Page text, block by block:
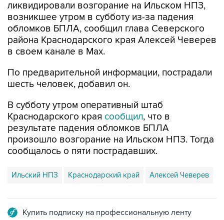
ликвидировали возгорание на Ильском НПЗ,
возникшее утром в субботу из-за падения
обломков БПЛА, сообщил глава Северского
района Краснодарского края Алексей Чеверев
в своем канале в Max.
По предварительной информации, пострадали
шесть человек, добавил он.
В субботу утром оперативный штаб
Краснодарского края сообщил, что в
результате падения обломков БПЛА
произошло возгорание на Ильском НПЗ. Тогда
сообщалось о пяти пострадавших.
Ильский НПЗ Краснодарский край Алексей Чеверев
Купить подписку на профессиональную ленту